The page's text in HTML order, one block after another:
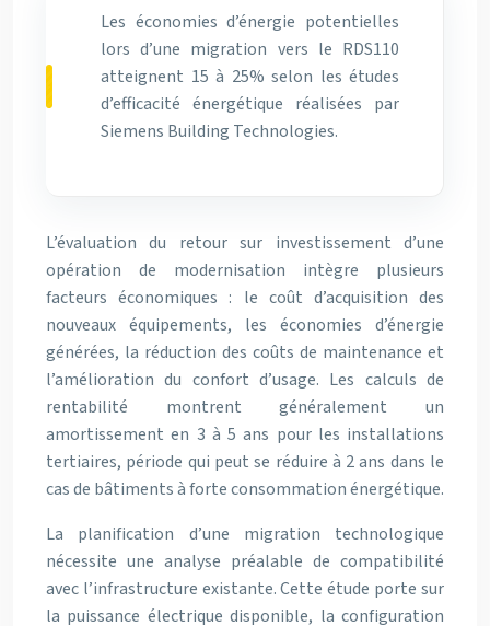
Les économies d’énergie potentielles
lors d’une migration vers le RDS110
atteignent 15 à 25% selon les études
d’efficacité énergétique réalisées par
Siemens Building Technologies.
L’évaluation du retour sur investissement d’une
opération de modernisation intègre plusieurs
facteurs économiques : le coût d’acquisition des
nouveaux équipements, les économies d’énergie
générées, la réduction des coûts de maintenance et
l’amélioration du confort d’usage. Les calculs de
rentabilité montrent généralement un
amortissement en 3 à 5 ans pour les installations
tertiaires, période qui peut se réduire à 2 ans dans le
cas de bâtiments à forte consommation énergétique.
La planification d’une migration technologique
nécessite une analyse préalable de compatibilité
avec l’infrastructure existante. Cette étude porte sur
la puissance électrique disponible, la configuration